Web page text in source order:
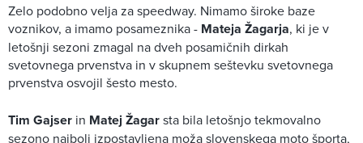
Zelo podobno velja za speedway. Nimamo široke baze
voznikov, a imamo posameznika - Mateja Žagarja, ki je v
letošnji sezoni zmagal na dveh posamičnih dirkah
svetovnega prvenstva in v skupnem seštevku svetovnega
prvenstva osvojil šesto mesto.
Tim Gajser in Matej Žagarsta bila letošnjo tekmovalno
sezono najbolj izpostavljena moža slovenskega moto športa,